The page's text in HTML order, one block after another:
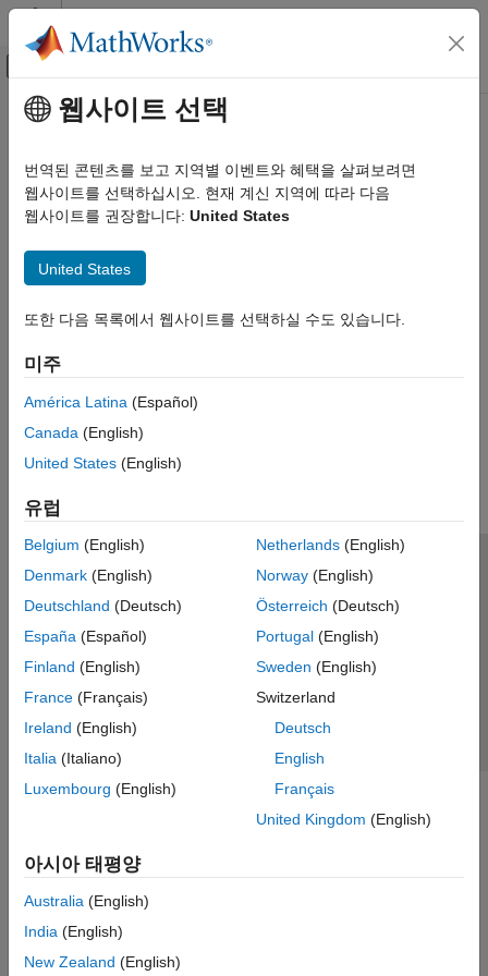
콘텐츠로 바로 가기
오프캔버스 탐색 메뉴 토글
문서 홈
주요 콘텐츠
웹사이트 선택
번역된 콘텐츠를 보고 지역별 이벤트와 혜택을 살펴보려면
웹사이트를 선택하십시오. 현재 계신 지역에 따라 다음
웹사이트를 권장합니다: United States
United States
또한 다음 목록에서 웹사이트를 선택하실 수도 있습니다.
미주
América Latina (Español)
Canada (English)
United States (English)
유럽
Belgium (English)
Denmark (English)
Deutschland (Deutsch)
España (Español)
Finland (English)
France (Français)
Ireland (English)
Italia (Italiano)
Luxembourg (English)
Netherlands(English)
Norway(English)
Österreich (Deutsch)
Portugal(English)
Sweden (English)
Switzerland
Deutsch
English
Français
United Kingdom (English)
아시아 태평양
Australia (English)
India (English)
New Zealand (English)
신뢰 센터 등록 상표 개인정보 취급방침
불법 복제 방지
애플리케이션 상태
© 1994-2026 The MathWorks, Inc.